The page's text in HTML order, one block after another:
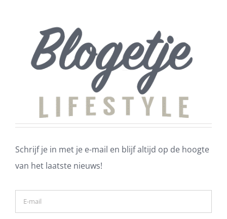
Schrijf je in met je e-mail en blijf altijd op de hoogte
van het laatste nieuws!